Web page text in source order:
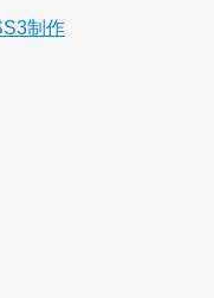
制作